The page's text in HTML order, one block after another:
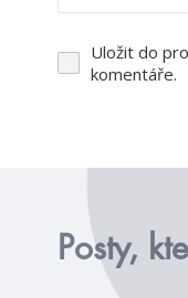
Uložit do
komentáře.
Posty,